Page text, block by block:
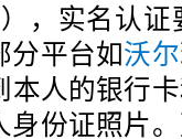
，实名认
分平台如沃
本人的银行
身份证照片